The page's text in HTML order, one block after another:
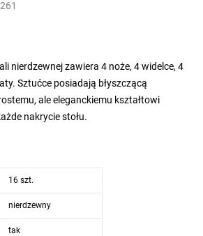
nierdzewnej zawiera 4 noże, 4 widelce, 4
Sztućce posiadają błyszczącą
ale eleganckiemu kształtowi
nakrycie stołu.
16 szt.
nierdzewny
tak